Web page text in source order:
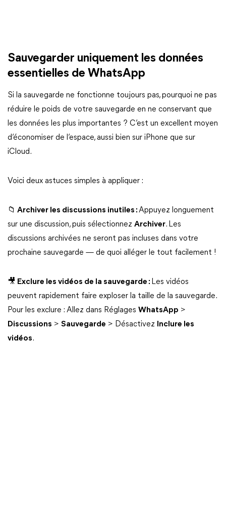
Sauvegarder uniquement les données
essentielles de WhatsApp
Si la sauvegarde ne fonctionne toujours pas, pourquoi ne pas
réduire le poids de votre sauvegarde en ne conservant que
les données les plus importantes ? C’est un excellent moyen
d’économiser de l’espace, aussi bien sur iPhone que sur
iCloud.
Voici deux astuces simples à appliquer :
📁 Archiver les discussions inutiles :Appuyez longuement
sur une discussion, puis sélectionnez Archiver. Les
discussions archivées ne seront pas incluses dans votre
prochaine sauvegarde — de quoi alléger le tout facilement !
🎥 Exclure les vidéos de la sauvegarde : Les vidéos
peuvent rapidement faire exploser la taille de la sauvegarde.
Pour les exclure : Allez dans Réglages WhatsApp >
Discussions > Sauvegarde > Désactivez
Inclure les
vidéos.